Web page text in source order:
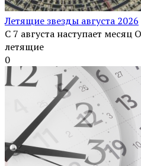
Летящие звезды августа 2026
С 7 августа наступает
летящие
0